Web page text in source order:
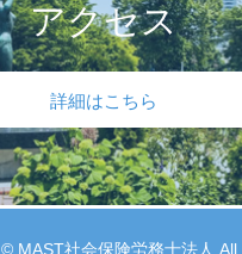
アクセス
詳細はこちら
© MAST社会保険労務士法人 All